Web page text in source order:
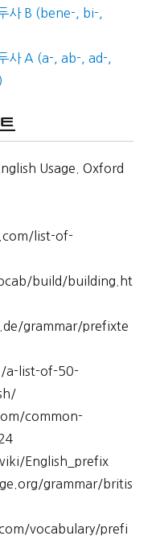
사 B (bene-, bi-,
사 A (a-, ab-, ad-,
Usage. Oxford
list-of-
build/building.ht
grammar/prefixte
a-list-of-50-
common-
English_prefix
grammar/britis
vocabulary/prefi